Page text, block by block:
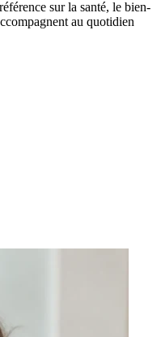
sur la santé, le bien-
au quotidien